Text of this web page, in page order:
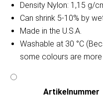
Density Nylon: 1,15 g/
Can shrink 5-10% by
Made in the U.S.A.
Washable at 30 °C
some colours are
Artikelnummer